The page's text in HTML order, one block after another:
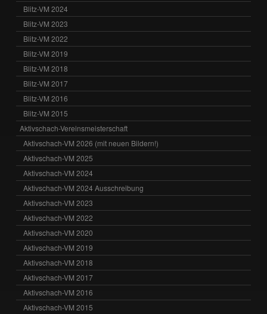
Blitz-VM 2024
Blitz-VM 2023
Blitz-VM 2022
Blitz-VM 2019
Blitz-VM 2018
Blitz-VM 2017
Blitz-VM 2016
Blitz-VM 2015
Aktivschach-Vereinsmeisterschaft
Aktivschach-VM 2026 (mit neuen Bildern!)
Aktivschach-VM 2025
Aktivschach-VM 2024
Aktivschach-VM 2024 Ausschreibung
Aktivschach-VM 2023
Aktivschach-VM 2022
Aktivschach-VM 2020
Aktivschach-VM 2019
Aktivschach-VM 2018
Aktivschach-VM 2017
Aktivschach-VM 2016
Aktivschach-VM 2015